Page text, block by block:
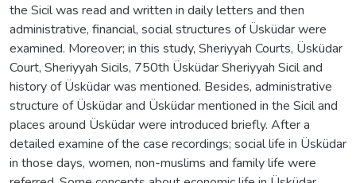
the Sicil was read and written in daily letters and then
administrative, financial, social structures of Üsküdar were
examined. Moreover; in this study, Sheriyyah Courts, Üsküdar
Court, Sheriyyah Sicils, 750th Üsküdar Sheriyyah Sicil and
history of Üsküdar was mentioned. Besides, administrative
structure of Üsküdar and Üsküdar mentioned in the Sicil and
places around Üsküdar were introduced briefly. After a
detailed examine of the case recordings; social life in Üsküdar
in those days, women, non-muslims and family life were